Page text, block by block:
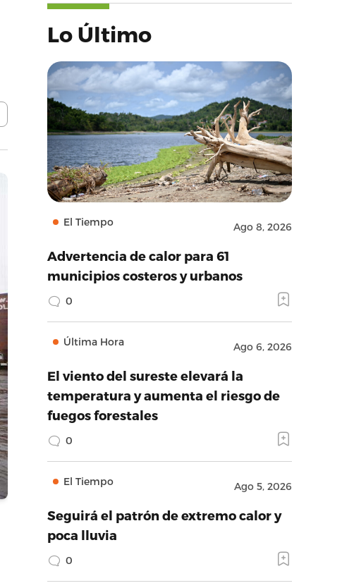
Lo Último
El Tiempo Ago 8, 2026
Advertencia de calor para 61
municipios costeros y urbanos
0
Última Hora Ago 6, 2026
El viento del sureste elevará la
temperatura y aumenta el riesgo de
fuegos forestales
0
El Tiempo Ago 5, 2026
Seguirá el patrón de extremo calor y
poca lluvia
0